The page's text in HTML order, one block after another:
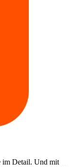
im Detail. Und mit